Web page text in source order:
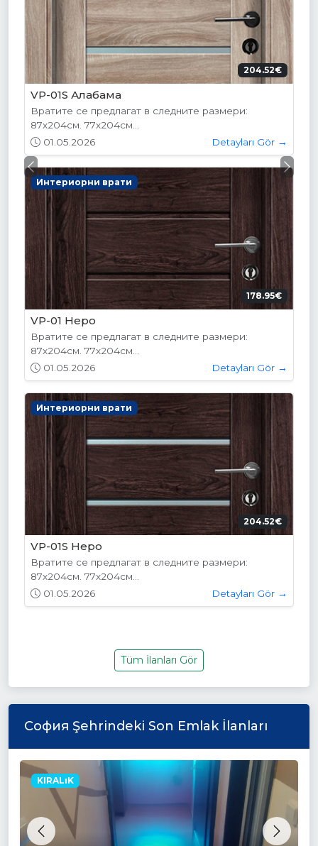
204.52€
VP-01S Алабама
Вратите се предлагат в следните размери:
87х204см. 77х204см...
01.05.2026
Detayları Gör →
Интериорни врати
178.95€
VP-01 Hepo
Вратите се предлагат в следните размери:
87х204см. 77х204см...
01.05.2026
Detayları Gör →
Интериорни врати
204.52€
VP-01S Hepo
Вратите се предлагат в следните размери:
87х204см. 77х204см...
01.05.2026
Detayları Gör →
Previous Next
Tüm İlanları Gör
София Şehrindeki Son Emlak İlanları
Previous Next
KIRALıK